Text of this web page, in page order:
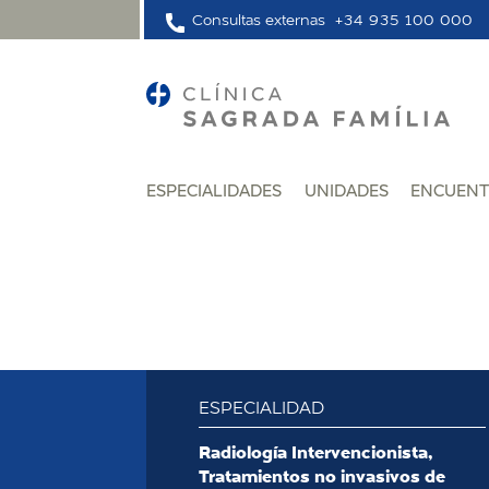
Consultas externas +34 935 100 000
ESPECIALIDADES UNIDADES
ESPECIALIDAD
Radiología Intervencionista,
Tratamientos no invasivos de